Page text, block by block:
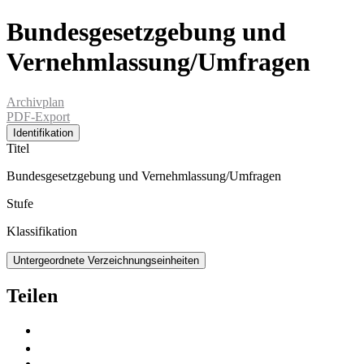
Bundesgesetzgebung und
Vernehmlassung/Umfragen
Archivplan
PDF-Export
Identifikation
Titel
Bundesgesetzgebung und Vernehmlassung/Umfragen
Stufe
Klassifikation
Untergeordnete Verzeichnungseinheiten
Teilen